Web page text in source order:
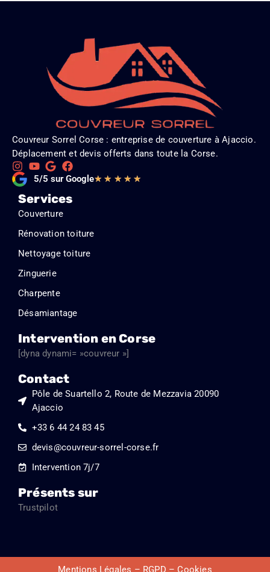
Couvreur Sorrel Corse : entreprise de couverture à Ajaccio.
Déplacement et devis offerts dans toute la Corse.
5/5 sur Google★ ★ ★ ★ ★Noté
Services
Couverture
Rénovation toiture
Nettoyage toiture
Zinguerie
Charpente
Désamiantage
Intervention en Corse
[dyna dynami= »couvreur »]
Contact
Pôle de Suartello 2, Route de Mezzavia 20090
Ajaccio
+33 6 44 24 83 45
devis@couvreur-sorrel-corse.fr
Intervention 7j/7
Présents sur
Trustpilot
Mentions Légales – RGPD – Cookies